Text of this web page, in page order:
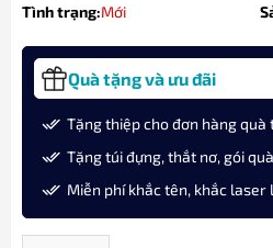
Tình trạng:Mới
Quà tặng và ưu đãi
Tặng thiệp cho đơn hàng quà
Tặng túi đựng, thắt nơ, gói
Miễn phí khắc tên, khắc laser